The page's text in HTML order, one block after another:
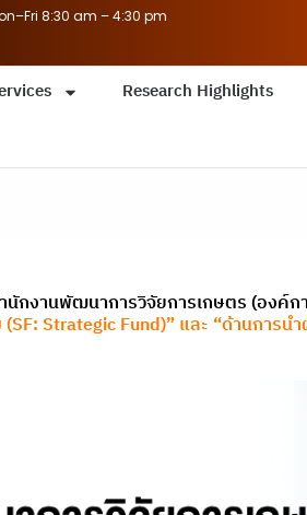
8:30 am – 4:30 pm
Research Highlights
นักงานพัฒนาการวิจัยการเกษตร (องค์ก
Strategic Fund)” และ “ด้านการน